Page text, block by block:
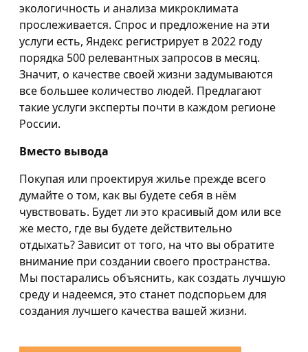
экологичность и анализа микроклимата
прослеживается. Спрос и предложение на эти
услуги есть, Яндекс регистрирует в 2022 году
порядка 500 релевантных запросов в месяц.
Значит, о качестве своей жизни задумываются
все большее количество людей. Предлагают
такие услуги эксперты почти в каждом регионе
России.
Вместо вывода
Покупая или проектируя жилье прежде всего
думайте о том, как вы будете себя в нём
чувствовать. Будет ли это красивый дом или все
же место, где вы будете действительно
отдыхать? Зависит от того, на что вы обратите
внимание при создании своего пространства.
Мы постарались объяснить, как создать лучшую
среду и надеемся, это станет подспорьем для
создания лучшего качества вашей жизни.